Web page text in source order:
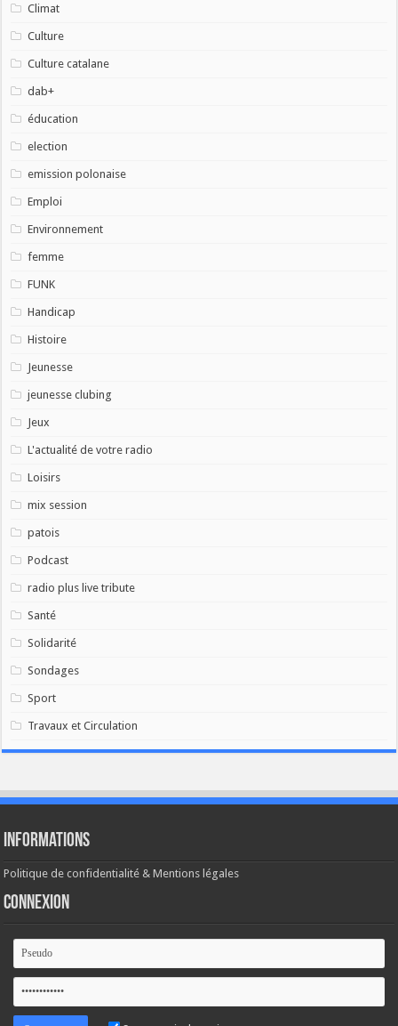
Climat
Culture
Culture catalane
dab+
éducation
election
emission polonaise
Emploi
Environnement
femme
FUNK
Handicap
Histoire
Jeunesse
jeunesse clubing
Jeux
L'actualité de votre radio
Loisirs
mix session
patois
Podcast
radio plus live tribute
Santé
Solidarité
Sondages
Sport
Travaux et Circulation
Informations
Politique de confidentialité & Mentions légales
Connexion